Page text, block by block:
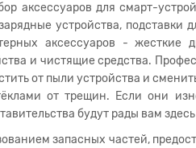
аксессуаров для смарт-
устройства, подставки
аксессуаров - жесткие
и чистящие средства.
от пыли устройства и
от трещин. Если они
будут рады вам
запасных частей,